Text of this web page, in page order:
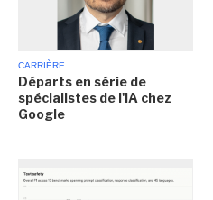
CARRIÈRE
Départs en série de
spécialistes de l'IA chez
Google